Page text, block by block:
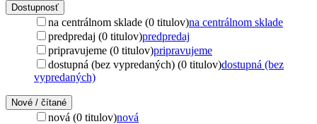
Dostupnosť
na centrálnom sklade (0 titulov)na centrálnom sklade
predpredaj (0 titulov)predpredaj
pripravujeme (0 titulov)pripravujeme
dostupná (bez vypredaných) (0 titulov)dostupná (bez
vypredaných)
Nové / čítané
nová (0 titulov)nová